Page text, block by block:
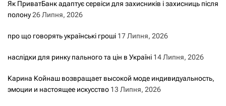
Як ПриватБанк адаптує сервіси для захисників і захисниць після
полону26 Липня, 2026
про що говорять українські гроші 17 Липня, 2026
наслідки для ринку пального та цін в Україні 14 Липня, 2026
Карина Койнаш возвращает высокой моде индивидуальность,
эмоции и настоящее искусство 13 Липня, 2026